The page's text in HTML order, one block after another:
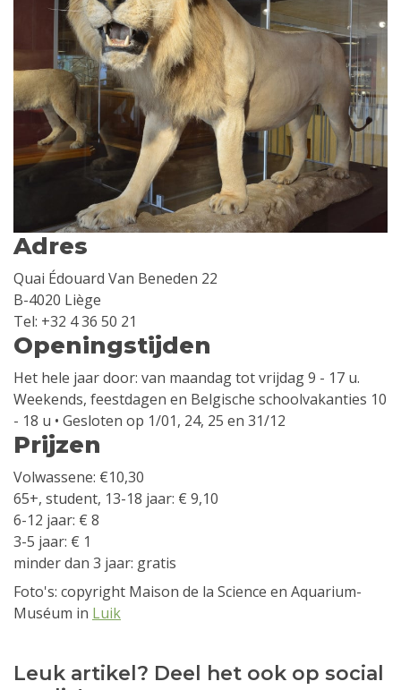
Adres
Quai Édouard Van Beneden 22
B-4020 Liège
Tel: +32 4 36 50 21
Openingstijden
Het hele jaar door: van maandag tot vrijdag 9 - 17 u.
Weekends, feestdagen en Belgische schoolvakanties 10
- 18 u • Gesloten op 1/01, 24, 25 en 31/12
Prijzen
Volwassene: €10,30
65+, student, 13-18 jaar: € 9,10
6-12 jaar: € 8
3-5 jaar: € 1
minder dan 3 jaar: gratis
Foto's: copyright Maison de la Science en Aquarium-
Muséum in Luik
Leuk artikel? Deel het ook op social